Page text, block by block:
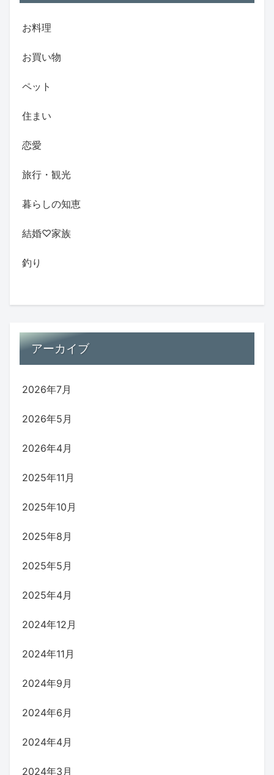
お料理
お買い物
ペット
住まい
恋愛
旅行・観光
暮らしの知恵
結婚♡家族
釣り
アーカイブ
2026年7月
2026年5月
2026年4月
2025年11月
2025年10月
2025年8月
2025年5月
2025年4月
2024年12月
2024年11月
2024年9月
2024年6月
2024年4月
2024年3月